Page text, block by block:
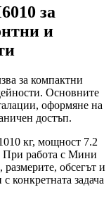
за
и
за компактни
Основните
оформяне на
достъп.
кг, мощност 7.2
При работа с Мини
обсегът и
конкретната задача